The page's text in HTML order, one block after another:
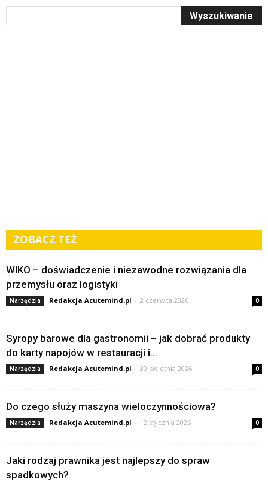
ZOBACZ TEŻ
WIKO – doświadczenie i niezawodne rozwiązania dla
przemysłu oraz logistyki
Narzędzia Redakcja Acutemind.pl - 2 czerwca 2026 0
Syropy barowe dla gastronomii – jak dobrać produkty
do karty napojów w restauracji i...
Narzędzia Redakcja Acutemind.pl - 30 kwietnia 2026 0
Do czego służy maszyna wieloczynnościowa?
Narzędzia Redakcja Acutemind.pl - 12 stycznia 2026 0
Jaki rodzaj prawnika jest najlepszy do spraw
spadkowych?